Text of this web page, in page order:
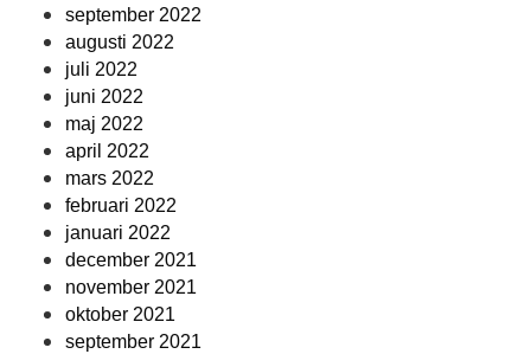
september 2022
augusti 2022
juli 2022
juni 2022
maj 2022
april 2022
mars 2022
februari 2022
januari 2022
december 2021
november 2021
oktober 2021
september 2021